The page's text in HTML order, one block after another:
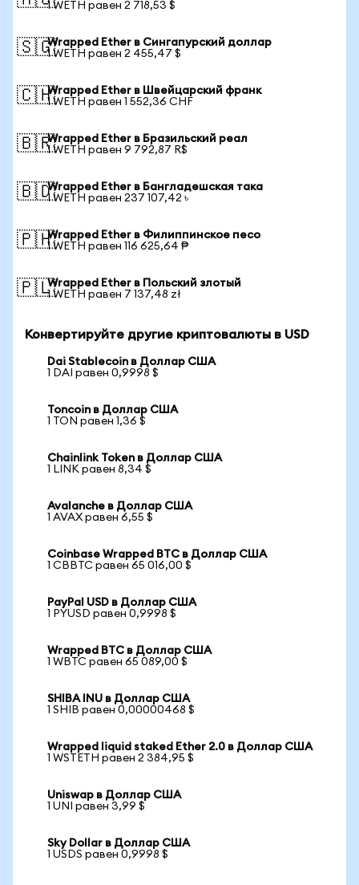
1 WETH равен 2 718,53 $
🇸🇬Wrapped Ether в Сингапурский доллар
1 WETH равен 2 455,47 $
🇨🇭Wrapped Ether в Швейцарский франк
1 WETH равен 1 552,36 CHF
🇧🇷Wrapped Ether в Бразильский реал
1 WETH равен 9 792,87 R$
🇧🇩Wrapped Ether в Бангладешская така
1 WETH равен 237 107,42 ৳
🇵🇭Wrapped Ether в Филиппинское песо
1 WETH равен 116 625,64 ₱
🇵🇱Wrapped Ether в Польский злотый
1 WETH равен 7 137,48 zł
Конвертируйте другие криптовалюты в USD
Dai Stablecoin в Доллар США
1 DAI равен 0,9998 $
Toncoin в Доллар США
1 TON равен 1,36 $
Chainlink Token в Доллар США
1 LINK равен 8,34 $
Avalanche в Доллар США
1 AVAX равен 6,55 $
Coinbase Wrapped BTC в Доллар США
1 CBBTC равен 65 016,00 $
PayPal USD в Доллар США
1 PYUSD равен 0,9998 $
Wrapped BTC в Доллар США
1 WBTC равен 65 089,00 $
SHIBA INU в Доллар США
1 SHIB равен 0,00000468 $
Wrapped liquid staked Ether 2.0 в Доллар США
1 WSTETH равен 2 384,95 $
Uniswap в Доллар США
1 UNI равен 3,99 $
Sky Dollar в Доллар США
1 USDS равен 0,9998 $